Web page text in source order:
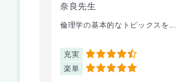
奈良先生
倫理学の基本的なトピックスを...
充実 4.5
楽単 5